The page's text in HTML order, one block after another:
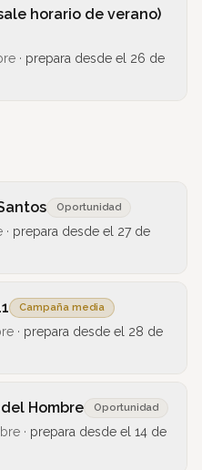
horario de verano)
· prepara desde el 26 de
Oportunidad
· prepara desde el 27 de
Campaña media
· prepara desde el 28 de
Hombre Oportunidad
· prepara desde el 14 de